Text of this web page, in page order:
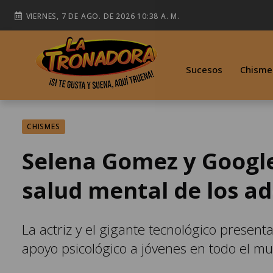
VIERNES, 7 DE AGO. DE 2026 10:38 A. M.
Sucesos
CHISMES
Selena Gomez y
salud mental de los
La actriz y el gigante tecnológico
apoyo psicológico a jóvenes en todo el